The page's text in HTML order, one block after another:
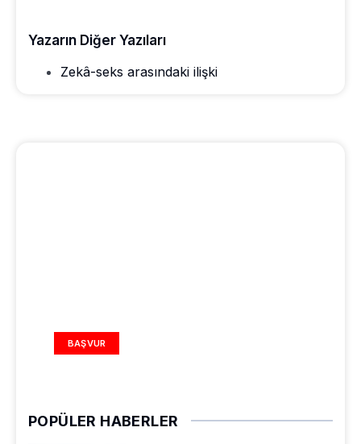
Yazarın Diğer Yazıları
Zekâ-seks arasındaki ilişki
BAŞVUR
POPÜLER HABERLER